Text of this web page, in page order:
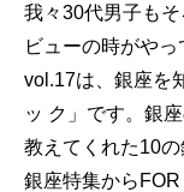
我々30代男子も
ビューの時がや
vol.17は、銀座を
ッ ク」です。銀
教えてくれた10
銀座特集から